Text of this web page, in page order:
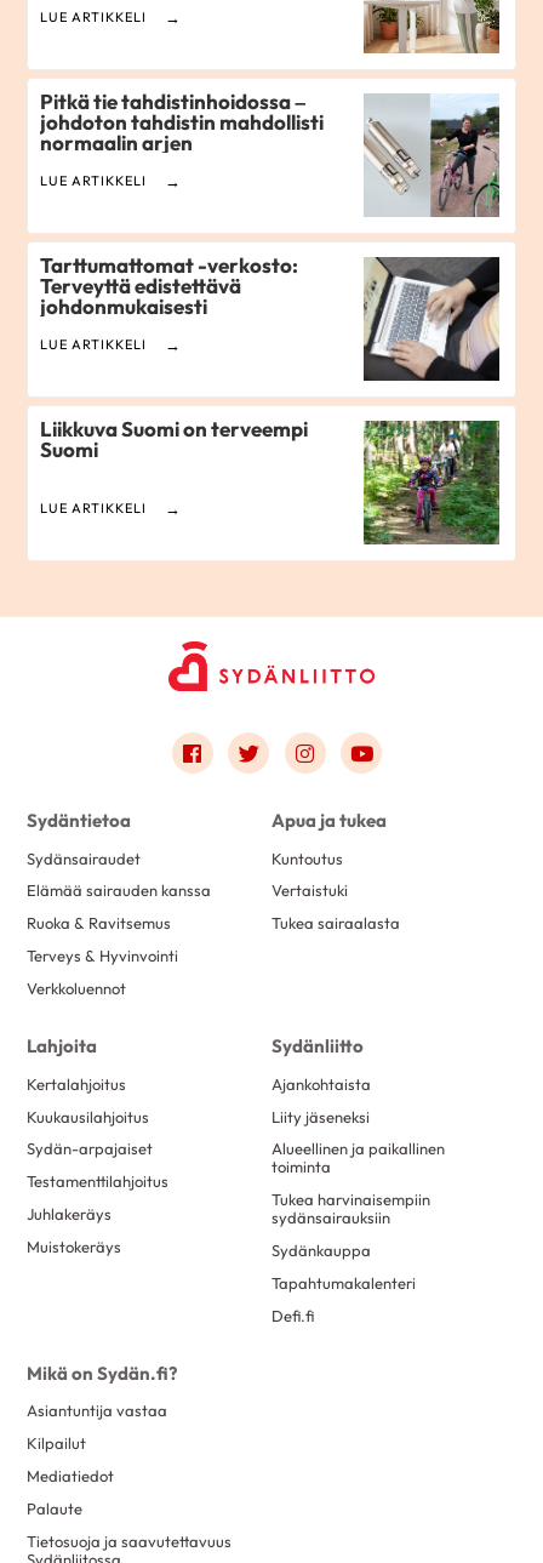
LUE ARTIKKELI
Pitkä tie tahdistinhoidossa –
johdoton tahdistin mahdollisti
normaalin arjen
LUE ARTIKKELI
Tarttumattomat -verkosto:
Terveyttä edistettävä
johdonmukaisesti
LUE ARTIKKELI
Liikkuva Suomi on terveempi
Suomi
LUE ARTIKKELI
Link to facebook
Link to twitter
Link to instagram
Link to youtube
Sydäntietoa
Sydänsairaudet
Elämää sairauden kanssa
Ruoka & Ravitsemus
Terveys & Hyvinvointi
Verkkoluennot
Apua ja tukea
Kuntoutus
Vertaistuki
Tukea sairaalasta
Lahjoita
Kertalahjoitus
Kuukausilahjoitus
Sydän-arpajaiset
Testamenttilahjoitus
Juhlakeräys
Muistokeräys
Sydänliitto
Ajankohtaista
Liity jäseneksi
Alueellinen ja paikallinen
toiminta
Tukea harvinaisempiin
sydänsairauksiin
Sydänkauppa
Tapahtumakalenteri
Defi.fi
Mikä on Sydän.fi?
Asiantuntija vastaa
Kilpailut
Mediatiedot
Palaute
Tietosuoja ja saavutettavuus